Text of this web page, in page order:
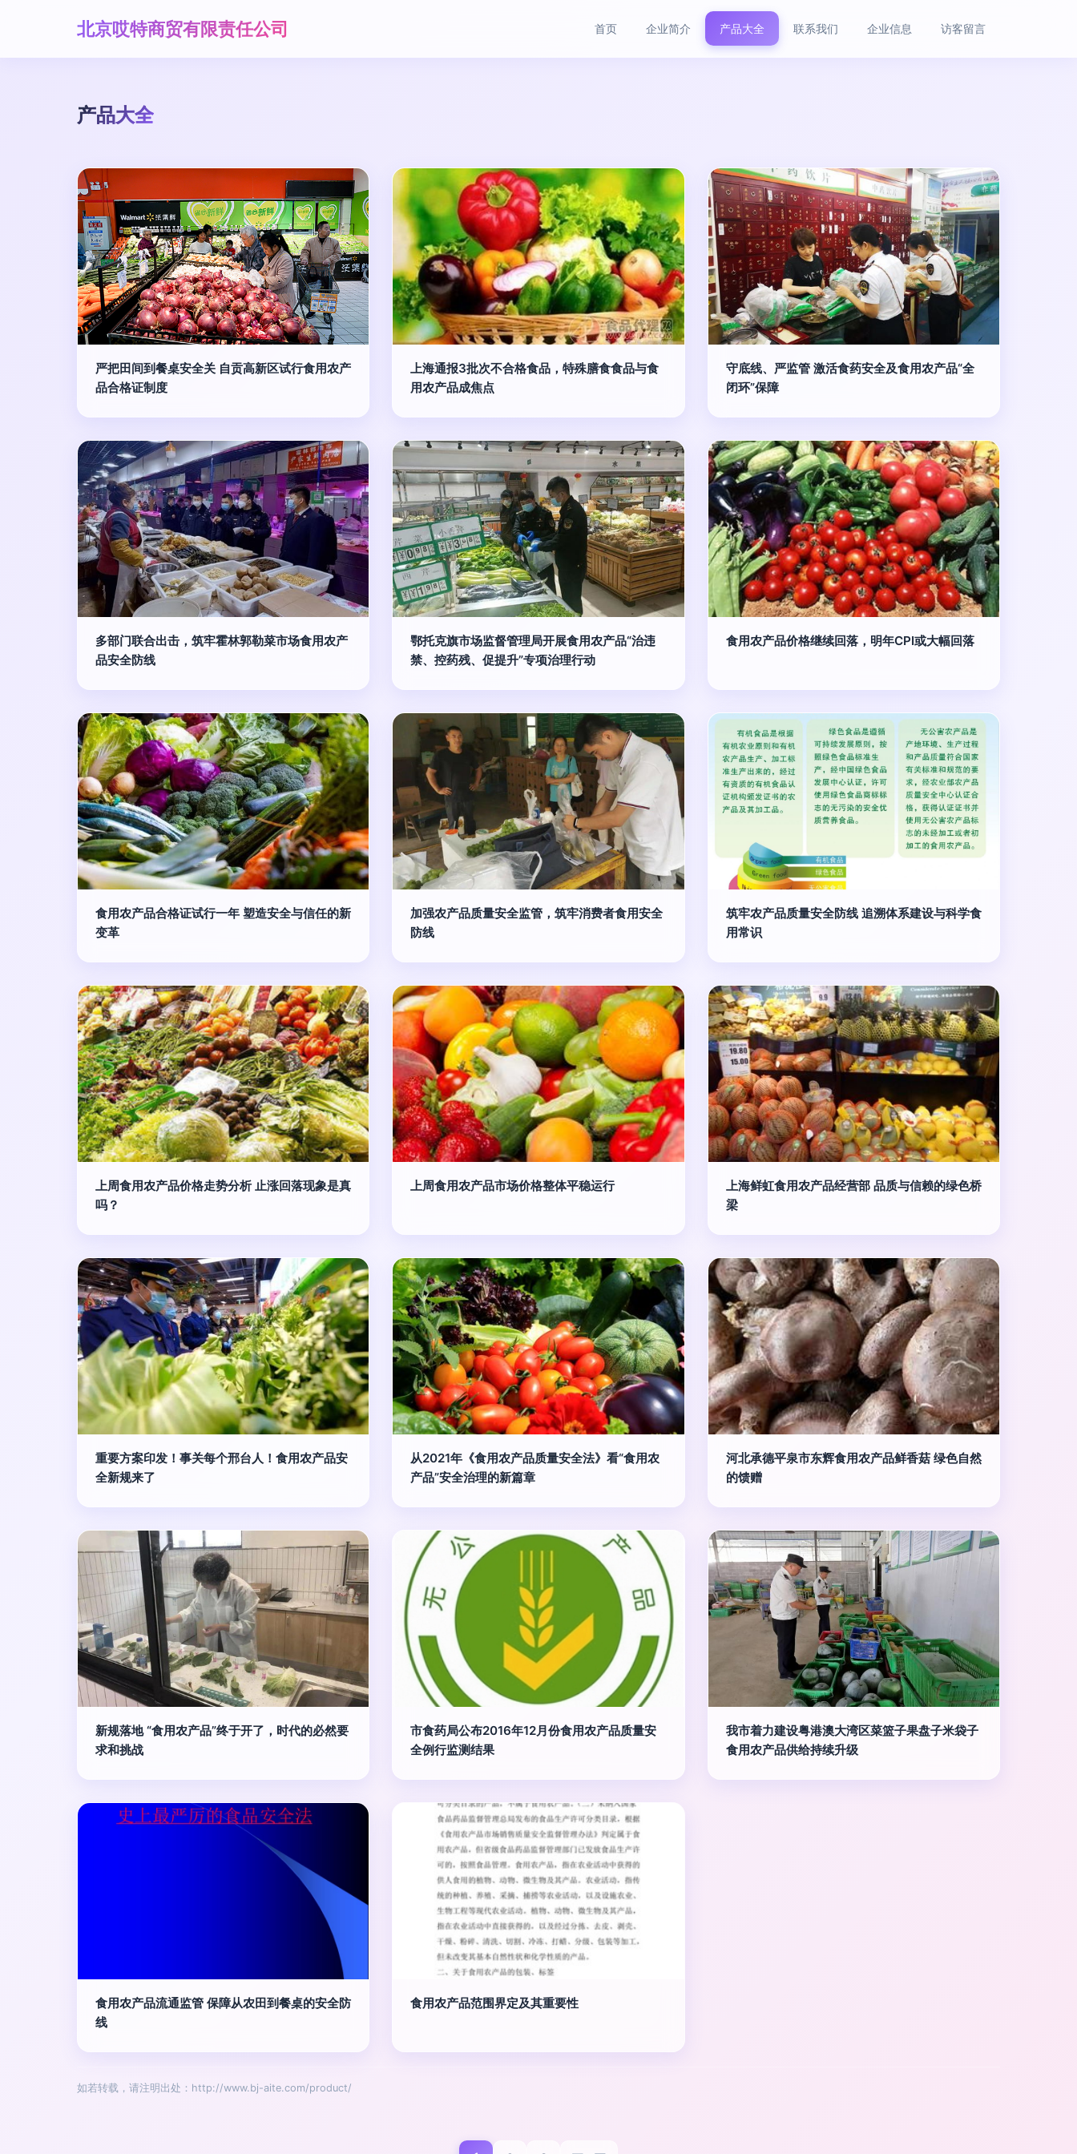
北京哎特商贸有限责任公司 首页 企业简介 产品大全 联系我们 企业信息 访客留言
产品大全
严把田间到餐桌安全关 自贡高新区试行食用农产
品合格证制度
上海通报3批次不合格食品，特殊膳食食品与食
用农产品成焦点
守底线、严监管 激活食药安全及食用农产品“全
闭环”保障
多部门联合出击，筑牢霍林郭勒菜市场食用农产
品安全防线
鄂托克旗市场监督管理局开展食用农产品“治违
禁、控药残、促提升”专项治理行动
食用农产品价格继续回落，明年CPI或大幅回落
食用农产品合格证试行一年 塑造安全与信任的新
变革
加强农产品质量安全监管，筑牢消费者食用安全
防线
筑牢农产品质量安全防线 追溯体系建设与科学食
用常识
上周食用农产品价格走势分析 止涨回落现象是真
吗？
上周食用农产品市场价格整体平稳运行
上海鲜虹食用农产品经营部 品质与信赖的绿色桥
梁
重要方案印发！事关每个邢台人！食用农产品安
全新规来了
从2021年《食用农产品质量安全法》看“食用农
产品”安全治理的新篇章
河北承德平泉市东辉食用农产品鲜香菇 绿色自然
的馈赠
新规落地 “食用农产品”终于开了，时代的必然要
求和挑战
市食药局公布2016年12月份食用农产品质量安
全例行监测结果
我市着力建设粤港澳大湾区菜篮子果盘子米袋子
食用农产品供给持续升级
食用农产品流通监管 保障从农田到餐桌的安全防
线
食用农产品范围界定及其重要性
如若转载，请注明出处：http://www.bj-aite.com/product/